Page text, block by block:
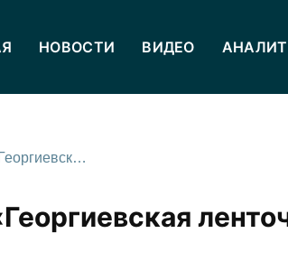
НОВОСТИ ВИДЕО
Всероссийская акция «Георгиевская ленточка» стартовала во Владикавказе